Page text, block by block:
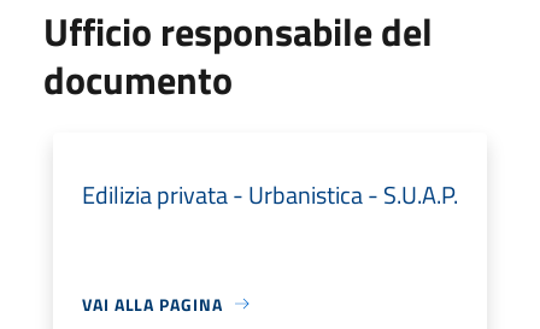
Ufficio responsabile del
documento
Edilizia privata - Urbanistica - S.U.A.P.
VAI ALLA PAGINA